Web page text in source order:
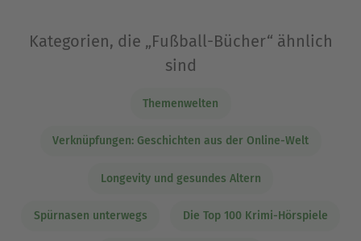
Kategorien, die „Fußball-Bücher“ ähnlich
sind
Themenwelten
Verknüpfungen: Geschichten aus der Online-Welt
Longevity und gesundes Altern
Spürnasen unterwegs Die Top 100 Krimi-Hörspiele